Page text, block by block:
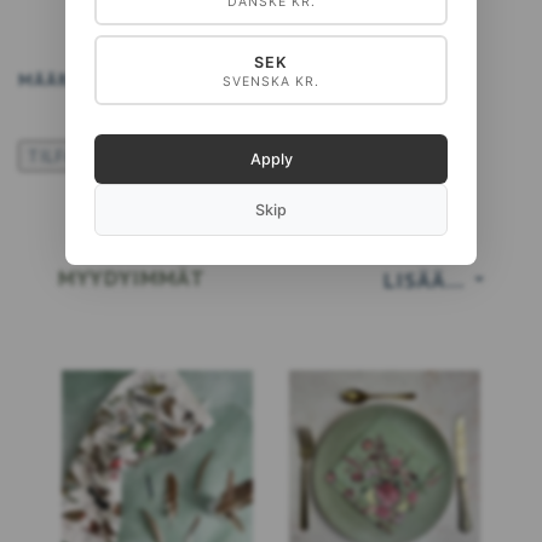
MÄÄRÄ LISÄÄ KORIIN
LISÄÄ…
MYYDYIMMÄT
SEK
SVENSKA KR.
Apply
Skip